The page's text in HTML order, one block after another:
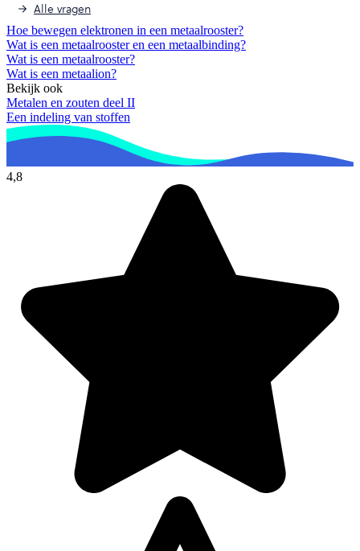
Alle vragen
Hoe bewegen elektronen in een metaalrooster?
Wat is een metaalrooster en een metaalbinding?
Wat is een metaalrooster?
Wat is een metaalion?
Bekijk ook
Metalen en zouten deel II
Een indeling van stoffen
4,8